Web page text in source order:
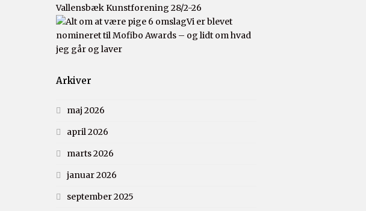
Vallensbæk Kunstforening 28/2-26
Vi er blevet
nomineret til Mofibo Awards – og lidt om hvad
jeg går og laver
Arkiver
maj 2026
april 2026
marts 2026
januar 2026
september 2025